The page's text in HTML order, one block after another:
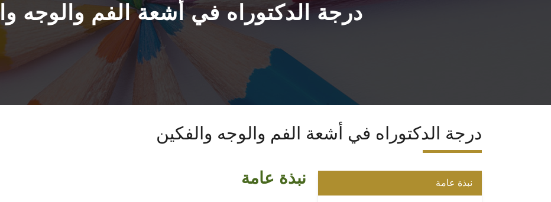
درجة الدكتوراه في أشعة الفم والوجه
درجة الدكتوراه في أشعة الفم والوجه والفكين
نبذة عامة نبذة عامة